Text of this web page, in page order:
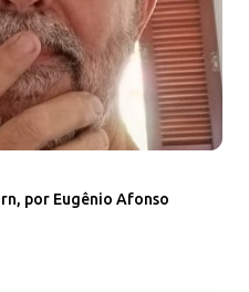
por Eugênio Afonso